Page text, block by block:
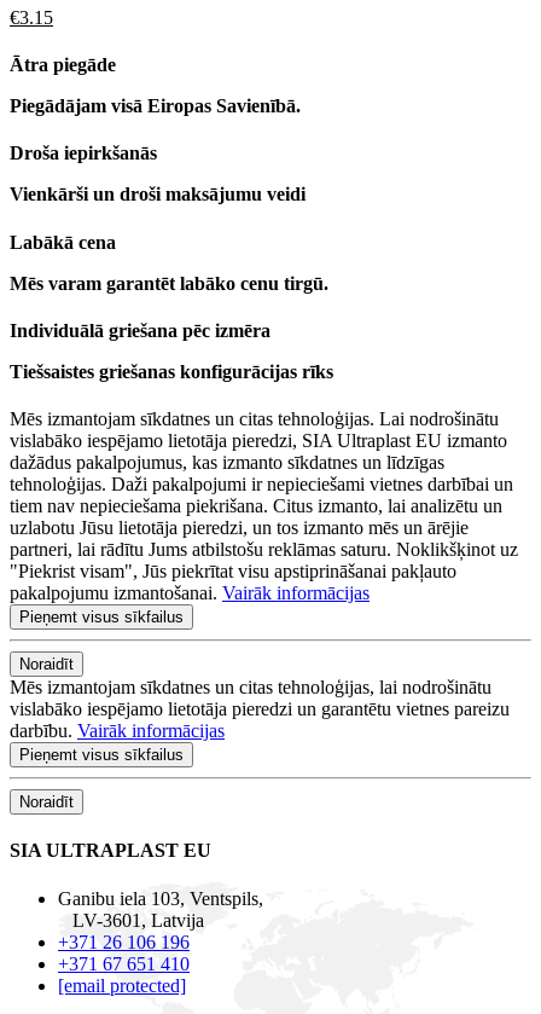
€3.15
Ātra piegāde
Piegādājam visā Eiropas Savienībā.
Droša iepirkšanās
Vienkārši un droši maksājumu veidi
Labākā cena
Mēs varam garantēt labāko cenu tirgū.
Individuālā griešana pēc izmēra
Tiešsaistes griešanas konfigurācijas rīks
Mēs izmantojam sīkdatnes un citas tehnoloģijas. Lai nodrošinātu
vislabāko iespējamo lietotāja pieredzi, SIA Ultraplast EU izmanto
dažādus pakalpojumus, kas izmanto sīkdatnes un līdzīgas
tehnoloģijas. Daži pakalpojumi ir nepieciešami vietnes darbībai un
tiem nav nepieciešama piekrišana. Citus izmanto, lai analizētu un
uzlabotu Jūsu lietotāja pieredzi, un tos izmanto mēs un ārējie
partneri, lai rādītu Jums atbilstošu reklāmas saturu. Noklikšķinot uz
"Piekrist visam", Jūs piekrītat visu apstiprināšanai pakļauto
pakalpojumu izmantošanai. Vairāk informācijas
Pieņemt visus sīkfailus
Noraidīt
Mēs izmantojam sīkdatnes un citas tehnoloģijas, lai nodrošinātu
vislabāko iespējamo lietotāja pieredzi un garantētu vietnes pareizu
darbību. Vairāk informācijas
Pieņemt visus sīkfailus
Noraidīt
SIA ULTRAPLAST EU
Ganibu iela 103, Ventspils,
LV-3601, Latvija
+371 26 106 196
+371 67 651 410
[email protected]